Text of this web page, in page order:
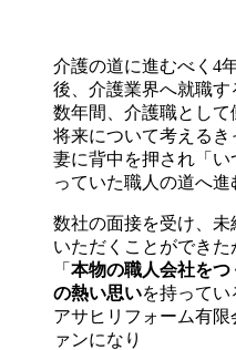
介護の道に進むべく4
後、介護業界へ就職す
数年間、介護職として
将来について考えるき
妻に背中を押され「
っていた職人の道へ進
数社の面接を受け、
いただくことができた
「 本物の職人会社をつ
の熱い思いを持ってい
アサヒリフォーム有
ァンになり